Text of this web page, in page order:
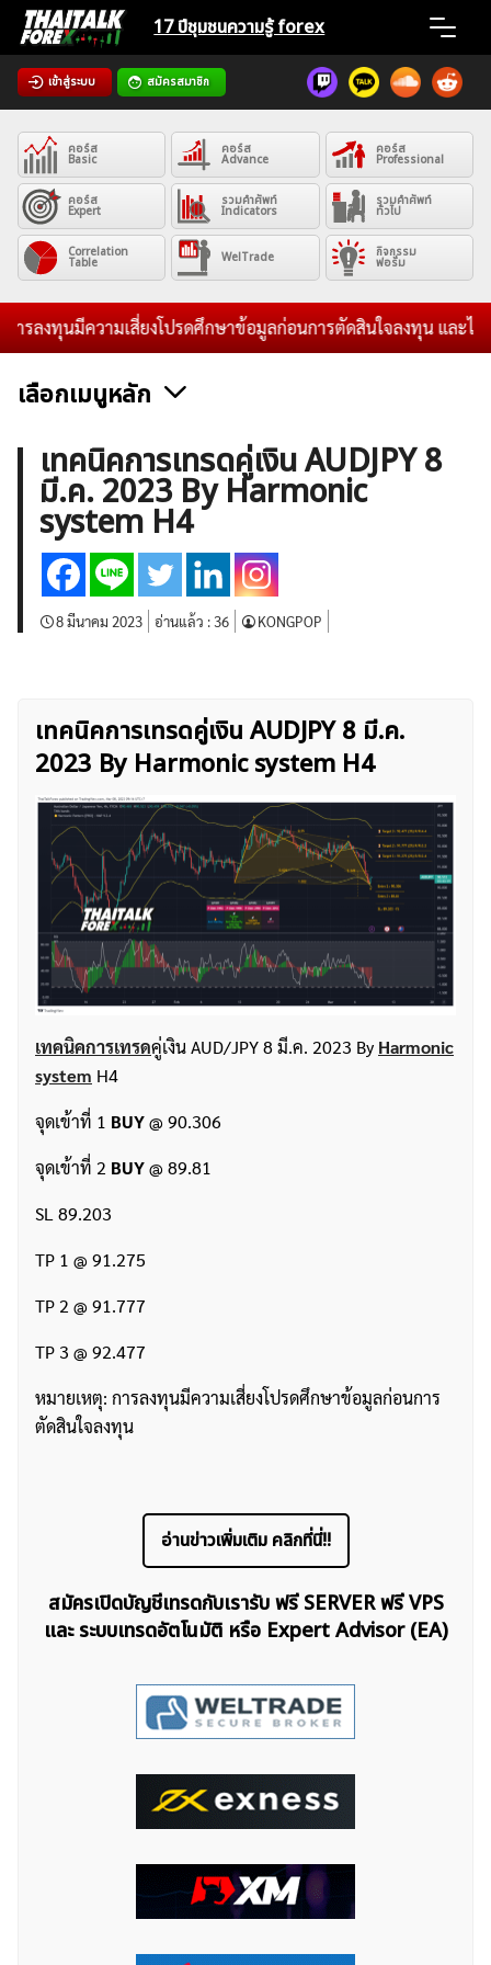
Skip
content
17 ปีชุมชนความรู้ forex
เข้าสู่ระบบ สมัครสมาชิก
Home
News
Articles
VPS Register
ค้นหา
สำหรับ:
คอร์ส
Basic
คอร์ส
Advance
คอร์ส
Professional
คอร์ส
Expert
รวมคำศัพท์
Indicators
รวมคำศัพท์
ทั่วไป
Correlation
Table WelTrade กิจกรรม
ฟอรั่ม
ลงทุนมีความเสี่ยงโปรดศึกษาข้อมูลก่อนการตัดสินใจลงทุน และไม่รั
เลือกเมนูหลัก
ข่าวฟอเร็กซ์และสกุลเงิน คริปโตเคอร์เรนซี
ฟรีซิกแนล รายวัน
บทวิเคราะห์
เศรษฐกิจทั่วไป ดัชนี-หุ้น
พันธบัตร
สินค้าโภคภัณฑ์
โบรกเกอร์ FX
กองทุน Forex
ฟรี EA
เทคนิคการเทรดคู่เงิน AUDJPY 8
มี.ค. 2023 By Harmonic
system H4
8 มีนาคม 2023 อ่านแล้ว :36 KONGPOP
เทคนิคการเทรดคู่เงิน AUDJPY 8 มี.ค.
2023 By Harmonic system H4
เทคนิคการเทรดคู่เงิน AUD/JPY 8 มี.ค. 2023 By Harmonic
system H4
จุดเข้าที่ 1 BUY@ 90.306
จุดเข้าที่ 2 BUY@ 89.81
SL 89.203
TP 1 @ 91.275
TP 2 @ 91.777
TP 3 @ 92.477
หมายเหตุ: การลงทุนมีความเสี่ยงโปรดศึกษาข้อมูลก่อนการ
ตัดสินใจลงทุน
อ่านข่าวเพิ่มเติม คลิกที่นี่!!
สมัครเปิดบัญชีเทรดกับเรารับ ฟรี SERVER ฟรี VPS
และ ระบบเทรดอัตโนมัติ หรือ Expert Advisor (EA)